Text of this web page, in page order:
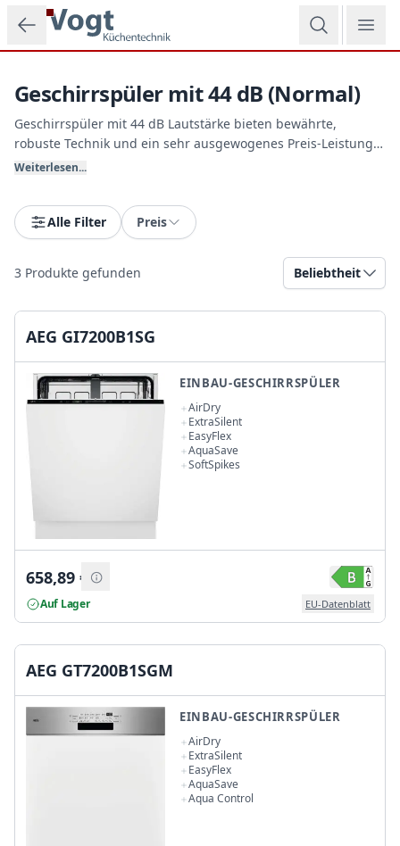
Zum Hauptinhalt springen
Geschirrspüler mit 44 dB (Normal)
Geschirrspüler mit 44 dB Lautstärke bieten bewährte,
robuste Technik und ein sehr ausgewogenes Preis-Leistungs-
Verhältnis für den täglichen Familieneinsatz. Dank solider
Geschirr absolut hygienisch sauber. Vogt Küchentechnik
berät Sie kompetent bei der Geräteauswahl.
Weiterlesen...
Alle Filter Preis
3 Produkte gefunden Beliebtheit
AEG GI7200B1SG
EINBAU-GESCHIRRSPÜLER
AirDry
ExtraSilent
EasyFlex
AquaSave
SoftSpikes
658,89 €
Auf Lager EU-Datenblatt
AEG GT7200B1SGM
EINBAU-GESCHIRRSPÜLER
AirDry
ExtraSilent
EasyFlex
AquaSave
Aqua Control